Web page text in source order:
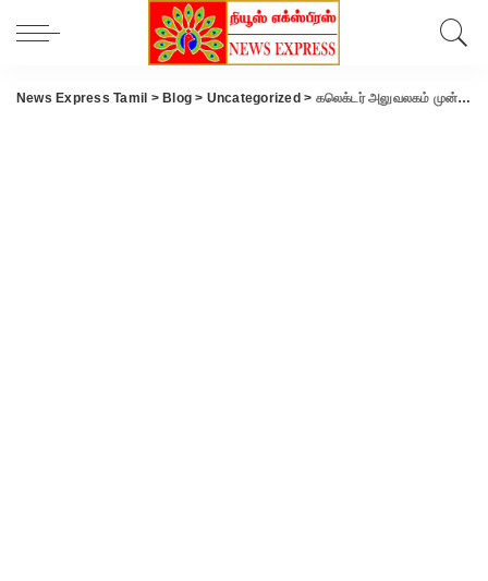
News Express Tamil > Blog > Uncategorized > கலெக்டர் அலுவலகம் முன் உயிருக்கு போராடியவர் உயிரிழப்பு.